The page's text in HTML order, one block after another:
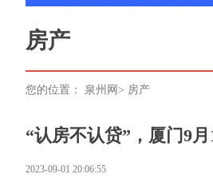
房产
您的位置： 泉州网 > 房产
“认房不认贷”，厦门9
2023-09-01 20:06:55